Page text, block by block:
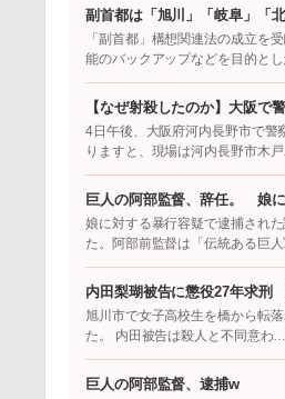
副首都は「旭川」「岐阜」「
「副首都」構想関連法の成立を
能のバックアップなどを目的と
【なぜ射殺したのか】大阪で
4日午後、大阪府河内長野市で
りますと、現場は河内長野市木
巨人の阿部監督、辞任。 娘
娘に対する暴行容疑で逮捕され
た。阿部前監督は「伝統ある巨
内田梨瑚被告に懲役27年求
旭川市で女子高校生を橋から転
た。 内田被告は殺人と不同意わ…
巨人の阿部監督、逮捕w